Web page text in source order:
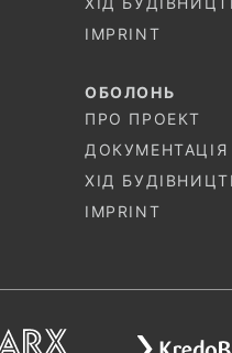
IMPRINT
ОБОЛОНЬ
ПРО ПРОЕКТ
ДОКУМЕНТАЦІЯ
ХІД
IMPRINT